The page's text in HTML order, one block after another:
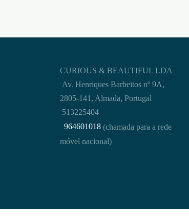
CURIOUS & BEAUTIFUL LDA
Av. Henriques Barbeitos nº 9A,
2805-141, Almada, Portugal
513225404
964601018 (chamada para a rede
móvel nacional)